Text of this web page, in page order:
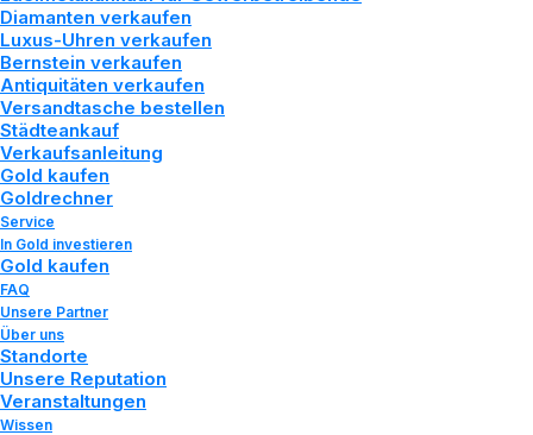
Diamanten verkaufen
Luxus-Uhren verkaufen
Bernstein verkaufen
Antiquitäten verkaufen
Versandtasche bestellen
Städteankauf
Verkaufsanleitung
Gold kaufen
Goldrechner
Service
In Gold investieren
Gold kaufen
FAQ
Unsere Partner
Über uns
Standorte
Unsere Reputation
Veranstaltungen
Wissen
Goldverkaufen
A